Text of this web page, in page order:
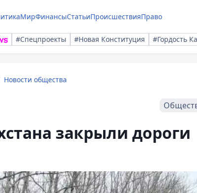
МирФинансыСтатьиПроисшествияПраво
#Спецпроекты #Новая Конституция #Гордость
Новости общества
закрыли дороги